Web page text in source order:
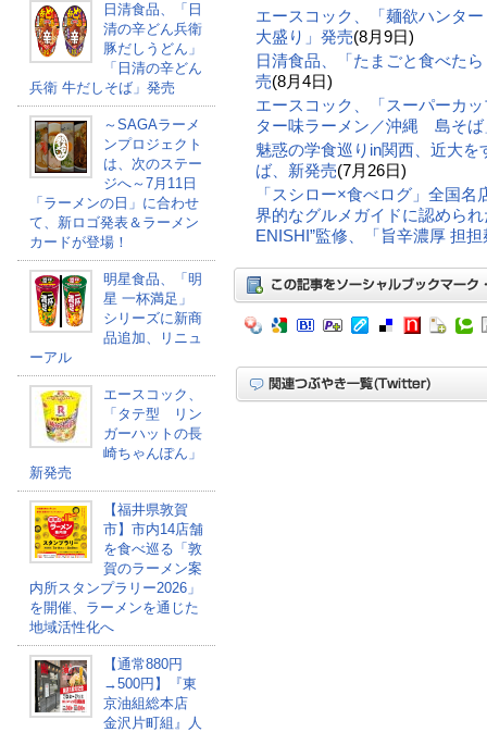
日清食品、「日
清の辛どん兵衛
豚だしうどん」
「日清の辛どん
兵衛 牛だしそば」発売
～SAGAラーメ
ンプロジェクト
は、次のステー
ジへ～7月11日
「ラーメンの日」に合わせ
て、新ロゴ発表＆ラーメン
カードが登場！
明星食品、「明
星 一杯満足」
シリーズに新商
品追加、リニュ
ーアル
エースコック、
「タテ型 リン
ガーハットの長
崎ちゃんぽん」
新発売
【福井県敦賀
市】市内14店舗
を食べ巡る「敦
賀のラーメン案
内所スタンプラリー2026」
を開催、ラーメンを通じた
地域活性化へ
【通常880円
→500円】『東
京油組総本店
金沢片町組』人
エースコック、「麺欲ハン
大盛り」発売(8月9日)
日清食品、「たまごと食べた
売(8月4日)
エースコック、「スーパーカ
ター味ラーメン／沖縄 島そば
魅惑の学食巡りin関西、近大を
ば、新発売(7月26日)
「スシロー×食べログ」全国
界的なグルメガイドに認めら
ENISHI”監修、「旨辛濃厚 担